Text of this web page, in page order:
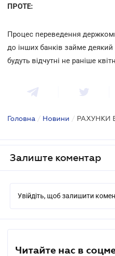
ПРОТЕ:
Процес переведення
до інших банків займе деякий
будуть відчутні не раніше
Головна / Новини / РАХУНКИ
Залиште коментар
Увійдіть, щоб залишити
Читайте нас в